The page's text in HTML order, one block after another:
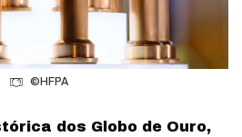
©HFPA
dos Globo de Ouro,